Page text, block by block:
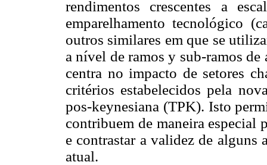
rendimentos crescentes a
emparelhamento tecnológico
outros similares em que se
a nível de ramos y sub-ramos de
centra no impacto de setores
critérios estabelecidos pela
pos-keynesiana (TPK). Isto
contribuem de maneira especial
e contrastar a validez de alguns
atual.